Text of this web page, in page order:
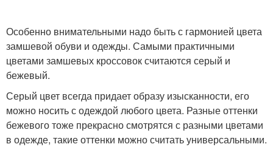
Особенно внимательными надо быть с гармонией цвета
замшевой обуви и одежды. Самыми практичными
цветами замшевых кроссовок считаются серый и
бежевый.
Серый цвет всегда придает образу изысканности, его
можно носить с одеждой любого цвета. Разные оттенки
бежевого тоже прекрасно смотрятся с разными цветами
в одежде, такие оттенки можно считать универсальными.